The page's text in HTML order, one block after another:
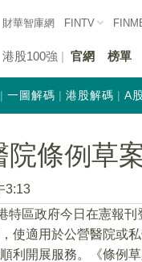
財華智庫網 FINTV
港股100強 官網 榜單
一圖解碼 港股解碼 A
院條例草
3:13
特區政府今日在憲報
使適用於公營醫院或
利開展服務。《條例